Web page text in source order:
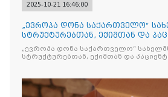
2025-10-21 16:46:00
„ევროპა დონა საქართველო“
სტრუქტურებთან, ექიმთან და
მრგვალ მაგიდას გამართავს
„ევროპა დონა საქართველო“ სახელმწიფო
სტრუქტურებთან, ექიმთან და პაციენტებთან